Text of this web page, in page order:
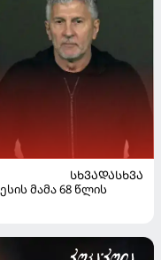
ᲡᲮᲕᲐᲓᲐᲡᲮᲕᲐ
მამა 68 წლის